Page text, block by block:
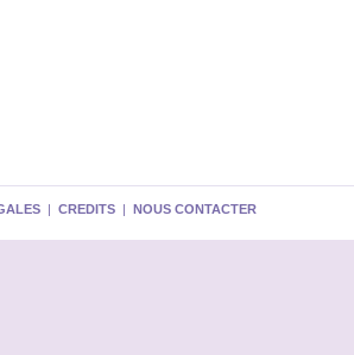
| CREDITS | NOUS CONTACTER